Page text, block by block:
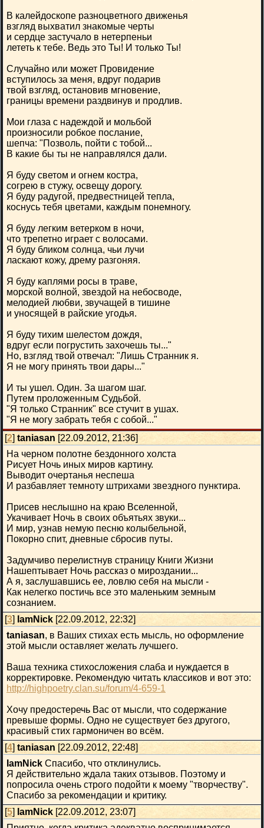
В калейдоскопе разноцветного движенья
взгляд выхватил знакомые черты
и сердце застучало в нетерпеньи
лететь к тебе. Ведь это Ты! И только Ты!
Случайно или может Провидение
вступилось за меня, вдруг подарив
твой взгляд, остановив мгновение,
границы времени раздвинув и продлив.
Мои глаза с надеждой и мольбой
произносили робкое послание,
шепча: "Позволь, пойти с тобой...
В какие бы ты не направлялся дали.
Я буду светом и огнем костра,
согрею в стужу, освещу дорогу.
Я буду радугой, предвестницей тепла,
коснусь тебя цветами, каждым понемногу.
Я буду легким ветерком в ночи,
что трепетно играет с волосами.
Я буду бликом солнца, чьи лучи
ласкают кожу, дрему разгоняя.
Я буду каплями росы в траве,
морской волной, звездой на небосводе,
мелодией любви, звучащей в тишине
и уносящей в райские угодья.
Я буду тихим шелестом дождя,
вдруг если погрустить захочешь ты..."
Но, взгляд твой отвечал: "Лишь Странник я.
Я не могу принять твои дары..."
И ты ушел. Один. За шагом шаг.
Путем проложенным Судьбой.
"Я только Странник" все стучит в ушах.
"Я не могу забрать тебя с собой..."
[2] taniasan [22.09.2012, 21:36]
На черном полотне бездонного холста
Рисует Ночь иных миров картину.
Выводит очертанья неспеша
И разбавляет темноту штрихами звездного пунктира.
Присев неслышно на краю Вселенной,
Укачивает Ночь в своих объятьях звуки...
И мир, узнав немую песню колыбельной,
Покорно спит, дневные сбросив путы.
Задумчиво перелистнув страницу Книги Жизни
Нашептывает Ночь рассказ о мироздании...
А я, заслушавшись ее, ловлю себя на мысли -
Как нелегко постичь все это маленьким земным
сознанием.
[3] IamNick [22.09.2012, 22:32]
taniasan, в Ваших стихах есть мысль, но оформление
этой мысли оставляет желать лучшего.
Ваша техника стихосложения слаба и нуждается в
корректировке. Рекомендую читать классиков и вот это:
http://highpoetry.clan.su/forum/4-659-1
Хочу предостеречь Вас от мысли, что содержание
превыше формы. Одно не существует без другого,
красивый стих гармоничен во всём.
[4] taniasan [22.09.2012, 22:48]
IamNick Спасибо, что отклинулись.
Я действительно ждала таких отзывов. Поэтому и
попросила очень строго подойти к моему "творчеству".
Спасибо за рекомендации и критику.
[5] IamNick [22.09.2012, 23:07]